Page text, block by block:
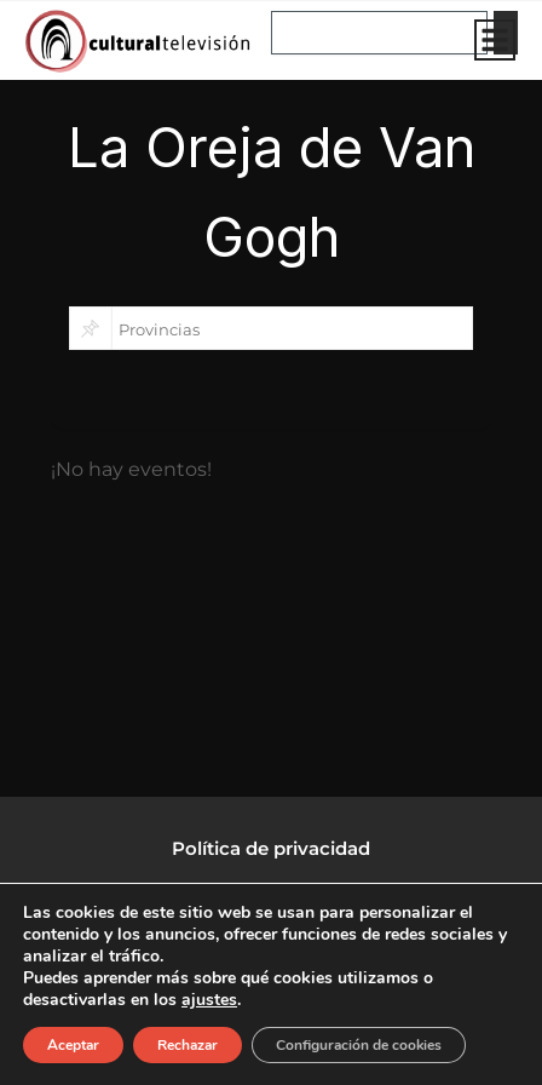
contenido
La Oreja de Van
Gogh
¡No hay eventos!
Política de privacidad
Política de protección de datos
F
a
c
X
-
L
i
n
I
n
s
Copyright © 2026 CulturalTV
Las cookies de este sitio web se usan para personalizar el
contenido y los anuncios, ofrecer funciones de redes sociales y
analizar el tráfico.
Puedes aprender más sobre qué cookies utilizamos o
desactivarlas en los ajustes.
Aceptar Rechazar Configuración de cookies